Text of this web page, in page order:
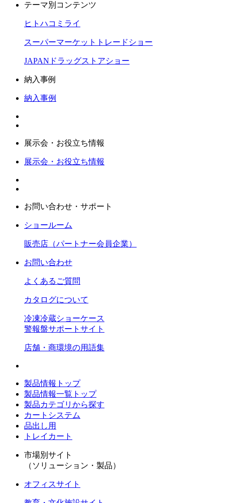
テーマ別コンテンツ
ヒトハコミライ
スーパーマーケットトレードショー
JAPANドラッグストアショー
納入事例
納入事例
展示会・お役立ち情報
展示会・お役立ち情報
お問い合わせ・サポート
ショールーム
販売店（パートナー会員企業）
お問い合わせ
よくあるご質問
カタログについて
冷凍冷蔵ショーケース
警報盤サポートサイト
店舗・商環境の用語集
製品情報トップ
製品情報一覧トップ
製品カテゴリから探す
カートシステム
品出し用
トレイカート
市場別サイト
（ソリューション・製品）
オフィスサイト